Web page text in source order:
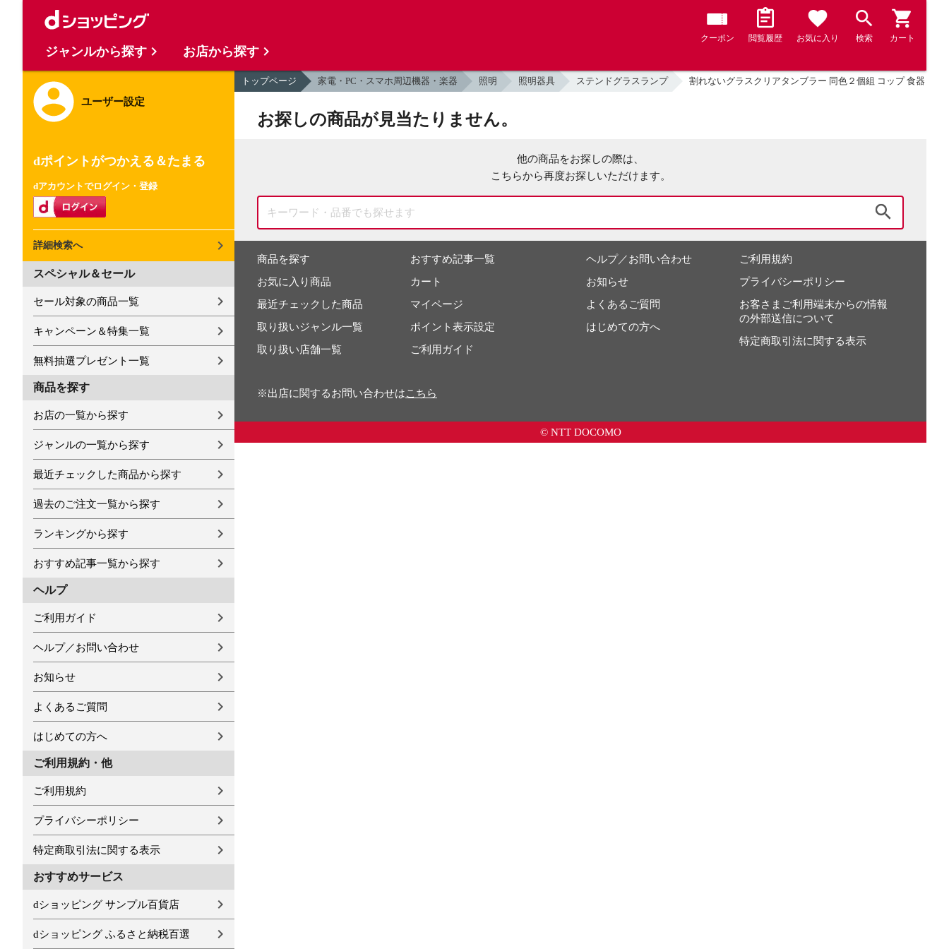
クーポン 閲覧履歴 お気に入り 検索 カート
ユーザー設定
dポイントがつかえる＆たまる
dアカウントでログイン・登録
詳細検索へ
スペシャル＆セール
セール対象の商品一覧
キャンペーン＆特集一覧
無料抽選プレゼント一覧
商品を探す
お店の一覧から探す
ジャンルの一覧から探す
最近チェックした商品から探す
過去のご注文一覧から探す
ランキングから探す
おすすめ記事一覧から探す
ヘルプ
ご利用ガイド
ヘルプ／お問い合わせ
お知らせ
よくあるご質問
はじめての方へ
ご利用規約・他
ご利用規約
プライバシーポリシー
特定商取引法に関する表示
おすすめサービス
dショッピング サンプル百貨店
dショッピング ふるさと納税百選
トップページ 家電・PC・スマホ周辺機器・楽器 照明 照明器具 ステンドグラスランプ 割れないグラスクリアタンブラー 同色２個組 コップ 食器
お探しの商品が見当たりません。
他の商品をお探しの際は、
こちらから再度お探しいただけます。
商品を探す
お気に入り商品
最近チェックした商品
取り扱いジャンル一覧
取り扱い店舗一覧
おすすめ記事一覧
カート
マイページ
ポイント表示設定
ご利用ガイド
ヘルプ／お問い合わせ
お知らせ
よくあるご質問
はじめての方へ
ご利用規約
プライバシーポリシー
お客さまご利用端末からの情報
の外部送信について
特定商取引法に関する表示
※出店に関するお問い合わせはこちら
© NTT DOCOMO
ジャンルから探す お店から探す